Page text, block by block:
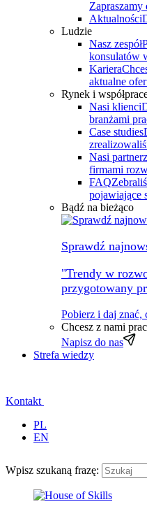
Zapraszamy
Aktualności
Ludzie
Nasz zespół
konsulatów
Kariera
aktualne
Rynek i
Nasi klienci
branżami
Case studies
Nasi
firmami
FAQ
pojawiające
Bądź na bieżąco
Sprawdź
"Trendy w
przygotowany
Pobierz i daj znać,
Chcesz z nami
Napisz do nas
Strefa wiedzy
Kontakt
PL
EN
Wpisz szukaną frazę: